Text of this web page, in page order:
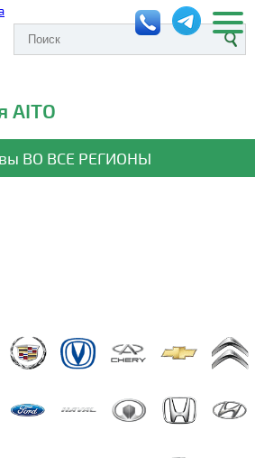
AITO
ВО ВСЕ РЕГИОНЫ